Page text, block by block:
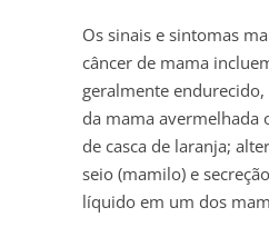
Os sinais e sintomas
câncer de mama
geralmente
da mama avermelhada
de casca de laranja;
seio (mamilo) e
líquido em um dos